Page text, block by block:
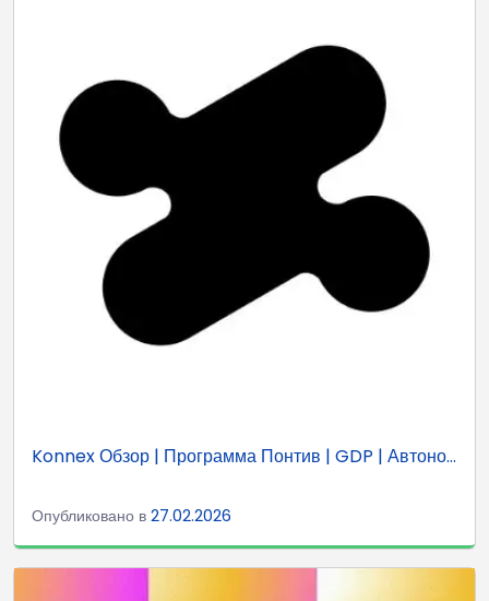
Konnex Обзор | Программа Понтив | GDP | Автоно...
Опубликовано в 27.02.2026